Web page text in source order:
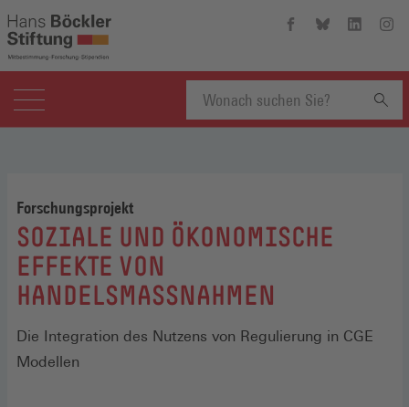
Hans-
Facebook
(Öffnet
Hans-
Bluesky
(Öffnet
Hans-
Linkedin
(Öffnet
Suchbegriff
Forschungsprojekt
:
SOZIALE UND ÖKONOMISCHE
EFFEKTE VON
HANDELSMASSNAHMEN
Die Integration des Nutzens von Regulierung in CGE
Modellen